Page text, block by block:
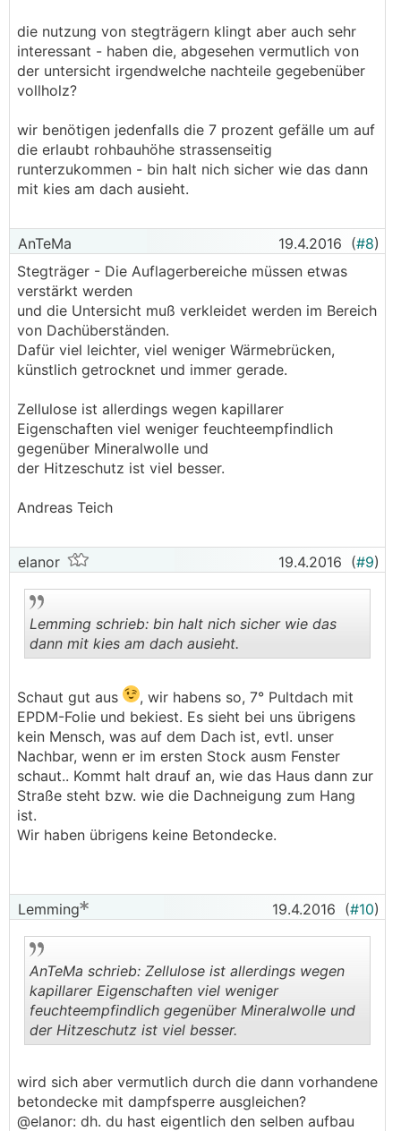
die nutzung von stegträgern klingt aber auch sehr
interessant - haben die, abgesehen vermutlich von
der untersicht irgendwelche nachteile gegebenüber
vollholz?
wir benötigen jedenfalls die 7 prozent gefälle um auf
die erlaubt rohbauhöhe strassenseitig
runterzukommen - bin halt nich sicher wie das dann
mit kies am dach ausieht.
AnTeMa 19.4.2016 (#8)
Stegträger - Die Auflagerbereiche müssen etwas
verstärkt werden
und die Untersicht muß verkleidet werden im Bereich
von Dachüberständen.
Dafür viel leichter, viel weniger Wärmebrücken,
künstlich getrocknet und immer gerade.
Zellulose ist allerdings wegen kapillarer
Eigenschaften viel weniger feuchteempfindlich
gegenüber Mineralwolle und
der Hitzeschutz ist viel besser.
Andreas Teich
elanor 19.4.2016 (#9)
..
Lemming schrieb: bin halt nich sicher wie das
dann mit kies am dach ausieht.
Schaut gut aus
, wir habens so, 7° Pultdach mit
EPDM-Folie und bekiest. Es sieht bei uns übrigens
kein Mensch, was auf dem Dach ist, evtl. unser
Nachbar, wenn er im ersten Stock ausm Fenster
schaut.. Kommt halt drauf an, wie das Haus dann zur
Straße steht bzw. wie die Dachneigung zum Hang
ist.
Wir haben übrigens keine Betondecke.
Lemming 19.4.2016 (#10)
..
AnTeMa schrieb: Zellulose ist allerdings wegen
kapillarer Eigenschaften viel weniger
feuchteempfindlich gegenüber Mineralwolle und
der Hitzeschutz ist viel besser.
wird sich aber vermutlich durch die dann vorhandene
betondecke mit dampfsperre ausgleichen?
@elanor: dh. du hast eigentlich den selben aufbau